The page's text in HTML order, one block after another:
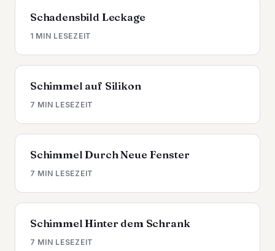
Schadensbild Leckage
1 MIN LESEZEIT
Schimmel auf Silikon
7 MIN LESEZEIT
Schimmel Durch Neue Fenster
7 MIN LESEZEIT
Schimmel Hinter dem Schrank
7 MIN LESEZEIT